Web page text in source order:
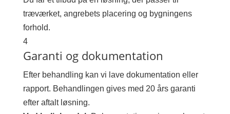
træværket, angrebets placering og bygningens
forhold.
4
Garanti og dokumentation
Efter behandling kan vi lave dokumentation eller
rapport. Behandlingen gives med 20 års garanti
efter aftalt løsning.